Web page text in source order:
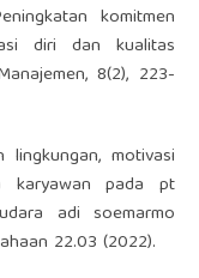
komitmen
diri dan kualitas
8(2), 223-
lingkungan, motivasi
karyawan pada pt
adi soemarmo
22.03 (2022).